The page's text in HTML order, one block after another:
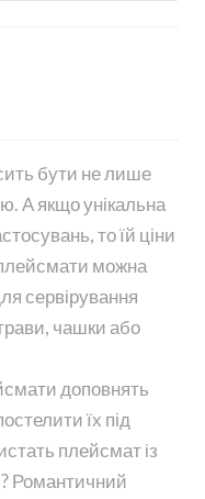
бути не лише
А якщо унікальна
то їй ціни
можна
сервірування
чашки або
доповнять
їх під
плейсмат із
Романтичний